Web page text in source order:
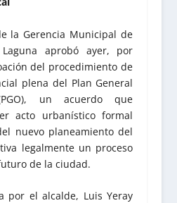
la Gerencia Municipal de
aprobó ayer, por
del procedimiento de
plena del Plan General
un acuerdo que
acto urbanístico formal
nuevo planeamiento del
legalmente un proceso
de la ciudad.
por el alcalde, Luis Yeray